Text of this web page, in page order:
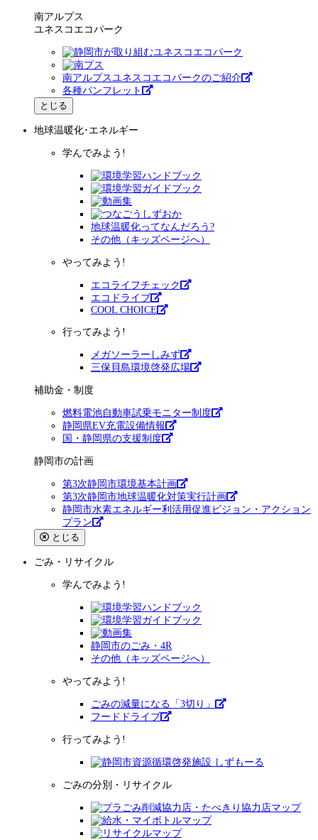
南アルプス
ユネスコエコパーク
南アルプスユネスコエコパークのご紹介
各種パンフレット
とじる
地球温暖化･エネルギー
学んでみよう!
地球温暖化ってなんだろう?
その他（キッズページへ）
やってみよう!
エコライフチェック
エコドライブ
COOL CHOICE
行ってみよう!
メガソーラーしみず
三保貝島環境啓発広場
補助金・制度
燃料電池自動車試乗モニター制度
静岡県EV充電設備情報
国・静岡県の支援制度
静岡市の計画
第3次静岡市環境基本計画
第3次静岡市地球温暖化対策実行計画
静岡市水素エネルギー利活用促進ビジョン・アクション
プラン
とじる
ごみ・リサイクル
学んでみよう!
静岡市のごみ・4R
その他（キッズページへ）
やってみよう!
ごみの減量になる「3切り」
フードドライブ
行ってみよう!
ごみの分別・リサイクル